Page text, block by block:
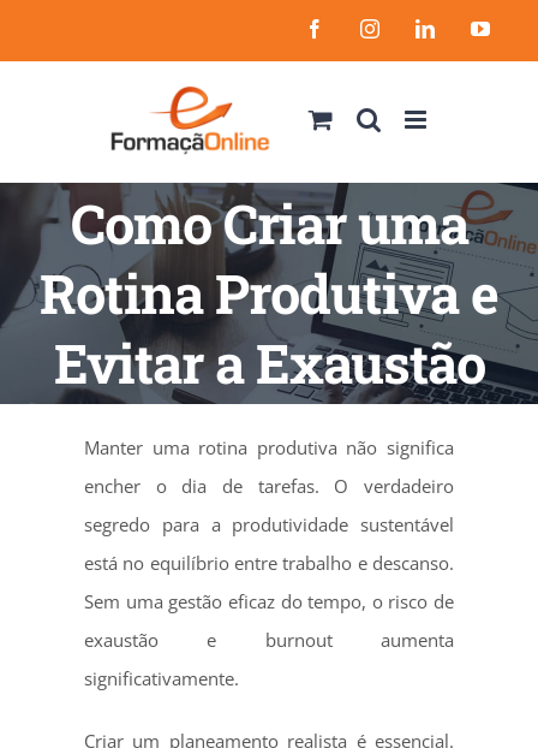
to
FacebookInstagramLinkedIn
Como Criar uma
Rotina Produtiva e
Evitar a Exaustão
Manter uma rotina produtiva não significa
encher o dia de tarefas. O verdadeiro
segredo para a produtividade sustentável
está no equilíbrio entre trabalho e descanso.
Sem uma gestão eficaz do tempo, o risco de
exaustão e burnout aumenta
significativamente.
Criar um planeamento realista é essencial.